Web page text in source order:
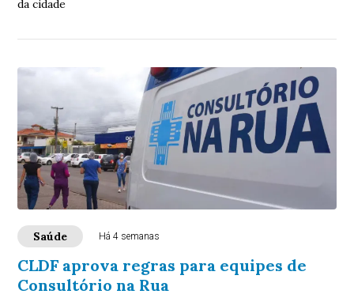
da cidade
Saúde Há 4 semanas
CLDF aprova regras para equipes de
Consultório na Rua